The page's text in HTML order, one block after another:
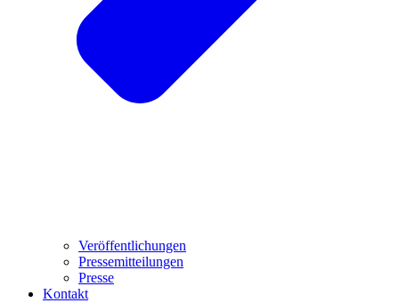
Veröffentlichungen
Pressemitteilungen
Presse
Kontakt